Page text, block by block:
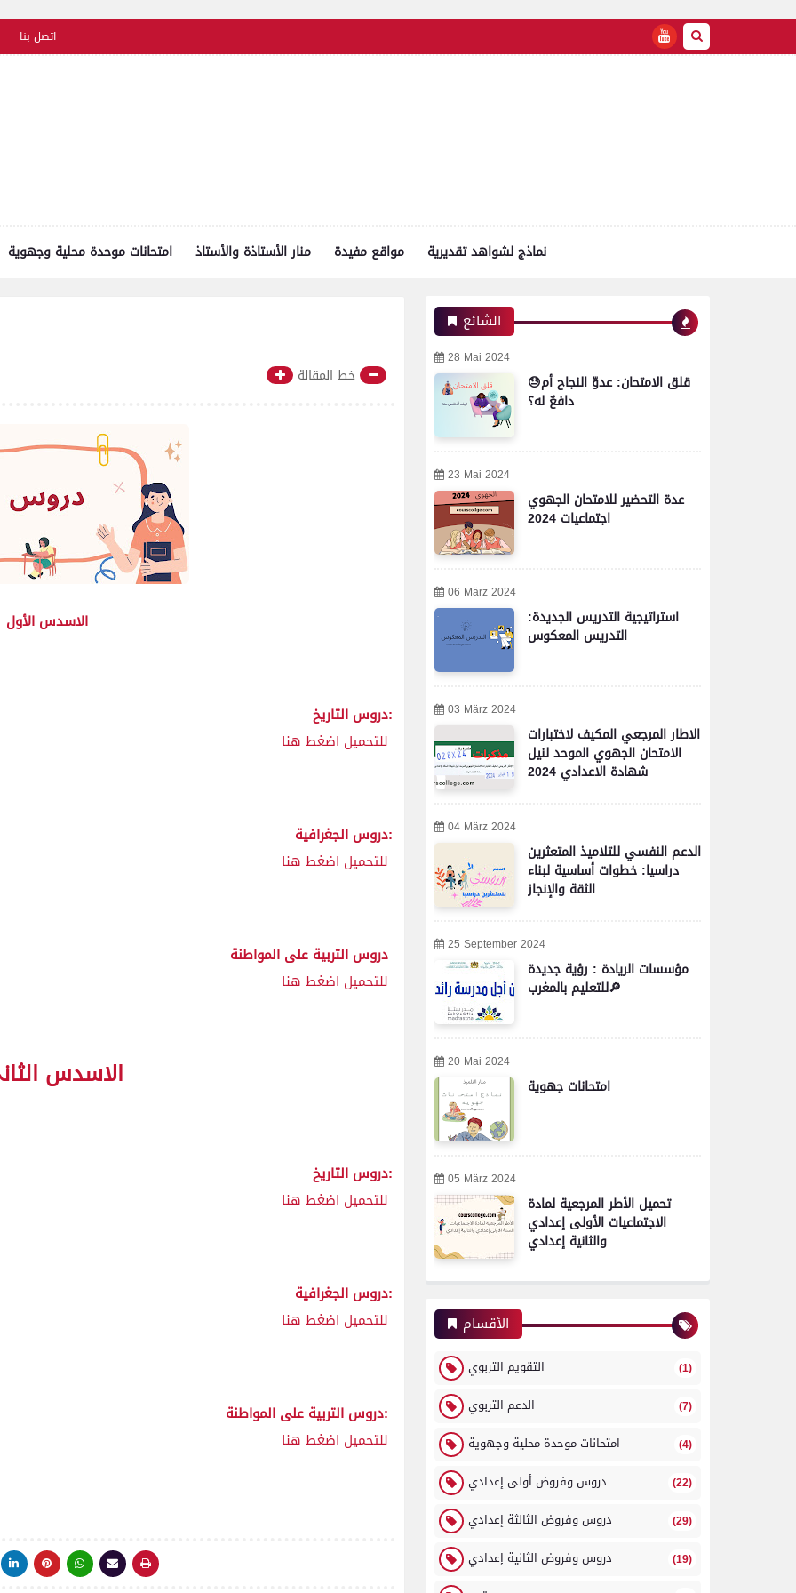
اتصل بنا
امتحانات موحدة محلية وجهوية منار الأستاذة والأستاذ مواقع مفيدة نماذج لشواهد تقديرية
خط المقالة
الاسدس الأول
دروس التاريخ:
دروس الجغرافية:
الاسدس
دروس التاريخ:
دروس الجغرافية:
دروس التربية على المواطنة:
الشائع
28 Mai 2024
😓قلق الامتحان: عدوّ النجاح أم
دافعٌ له؟
23 Mai 2024
عدة التحضير للامتحان الجهوي
اجتماعيات 2024
06 März 2024
استراتيجية التدريس الجديدة:
التدريس المعكوس
03 März 2024
الاطار المرجعي المكيف لاختبارات
الامتحان الجهوي الموحد لنيل
شهادة الاعدادي 2024
04 März 2024
الدعم النفسي للتلاميذ المتعثرين
دراسيا: خطوات أساسية لبناء
الثقة والإنجاز
25 September 2024
مؤسسات الريادة : رؤية جديدة
للتعليم بالمغرب🔎
20 Mai 2024
امتحانات جهوية
05 März 2024
تحميل الأطر المرجعية لمادة
الاجتماعيات الأولى إعدادي
والثانية إعدادي
الأقسام
التقويم التربوي (1)
الدعم التربوي (7)
امتحانات موحدة محلية وجهوية (4)
دروس وفروض أولى إعدادي (22)
دروس وفروض الثالثة إعدادي (29)
دروس وفروض الثانية إعدادي (19)